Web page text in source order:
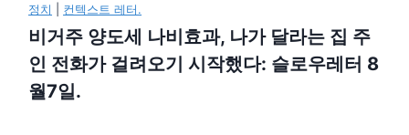
정치 컨텍스트 레터.
비거주 양도세 나비효과, 나가 달라는 집 주
인 전화가 걸려오기 시작했다: 슬로우레터 8
월7일.